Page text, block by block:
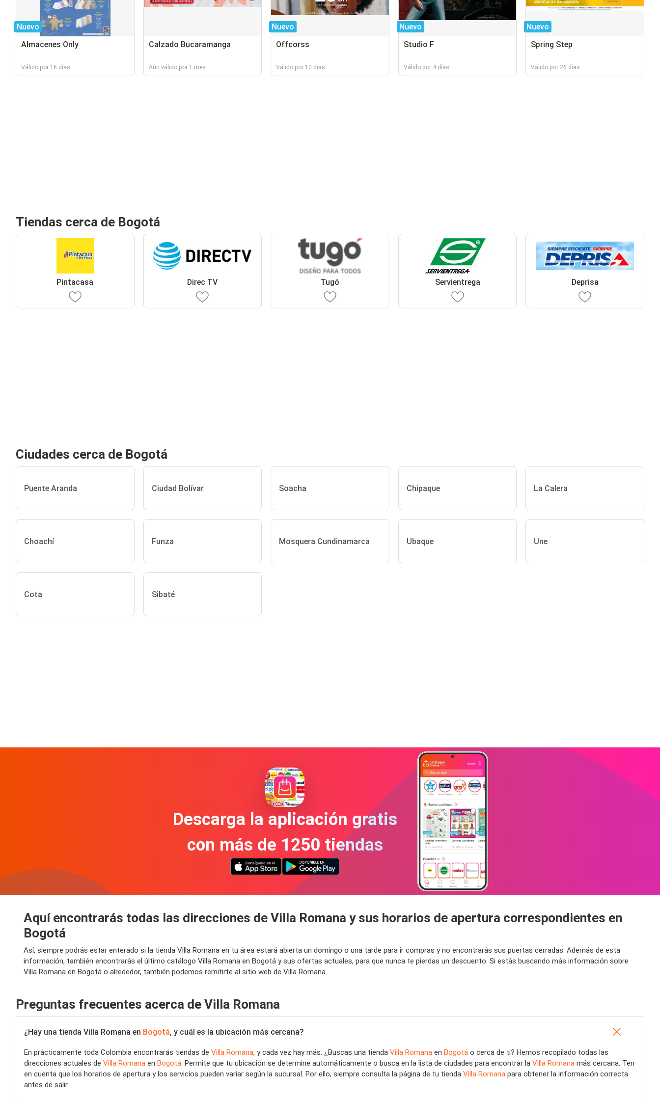
Nuevo
Almacenes Only
Válido por 16 días
Calzado Bucaramanga
Aún válido por 1 mes
Nuevo
Offcorss
Válido por 10 días
Nuevo
Studio F
Válido por 4 días
Nuevo
Spring Step
Válido por 26 días
Tiendas cerca de Bogotá
Pintacasa Direc TV Tugó Servientrega Deprisa
Ciudades cerca de Bogotá
Puente Aranda Ciudad Bolívar Soacha Chipaque La Calera
Choachí Funza Mosquera Cundinamarca Ubaque Une
Cota Sibaté
Descarga la aplicación gratis
con más de 1250 tiendas
Aquí encontrarás todas las direcciones de Villa Romana y sus horarios de apertura correspondientes en
Bogotá
Así, siempre podrás estar enterado si la tienda Villa Romana en tu área estará abierta un domingo o una tarde para ir compras y no encontrarás sus puertas cerradas. Además de esta
información, también encontrarás el último catálogo Villa Romana en Bogotá y sus ofertas actuales, para que nunca te pierdas un descuento. Si estás buscando más información sobre
Villa Romana en Bogotá o alrededor, también podemos remitirte al sitio web de Villa Romana.
Preguntas frecuentes acerca de Villa Romana
¿Hay una tienda Villa Romana en Bogotá, y cuál es la ubicación más cercana?
En prácticamente toda Colombia encontrarás tiendas de Villa Romana, y cada vez hay más. ¿Buscas una tienda Villa Romana en Bogotá o cerca de ti? Hemos recopilado todas las
direcciones actuales de Villa Romana en Bogotá. Permite que tu ubicación se determine automáticamente o busca en la lista de ciudades para encontrar la Villa Romana más cercana. Ten
en cuenta que los horarios de apertura y los servicios pueden variar según la sucursal. Por ello, siempre consulta la página de tu tienda Villa Romana para obtener la información correcta
antes de salir.